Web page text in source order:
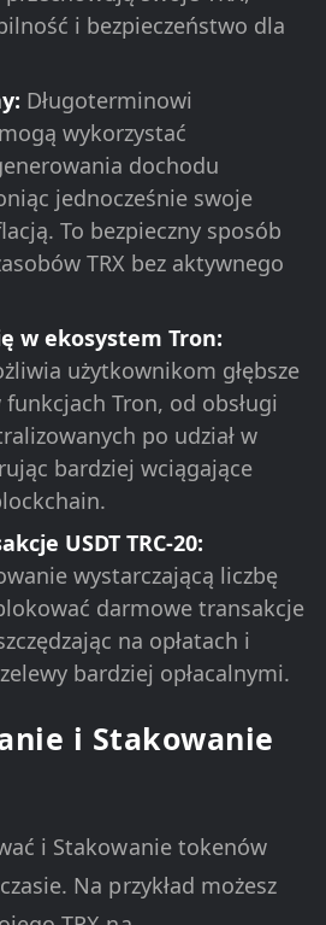
i bezpieczeństwo dla
Długoterminowi
wykorzystać
dochodu
jednocześnie swoje
To bezpieczny sposób
TRX bez aktywnego
w ekosystem Tron:
użytkownikom głębsze
Tron, od obsługi
po udział w
bardziej wciągające
USDT TRC-20:
wystarczającą liczbę
darmowe transakcje
na opłatach i
bardziej opłacalnymi.
i Stakowanie
i Stakowanie tokenów
Na przykład możesz